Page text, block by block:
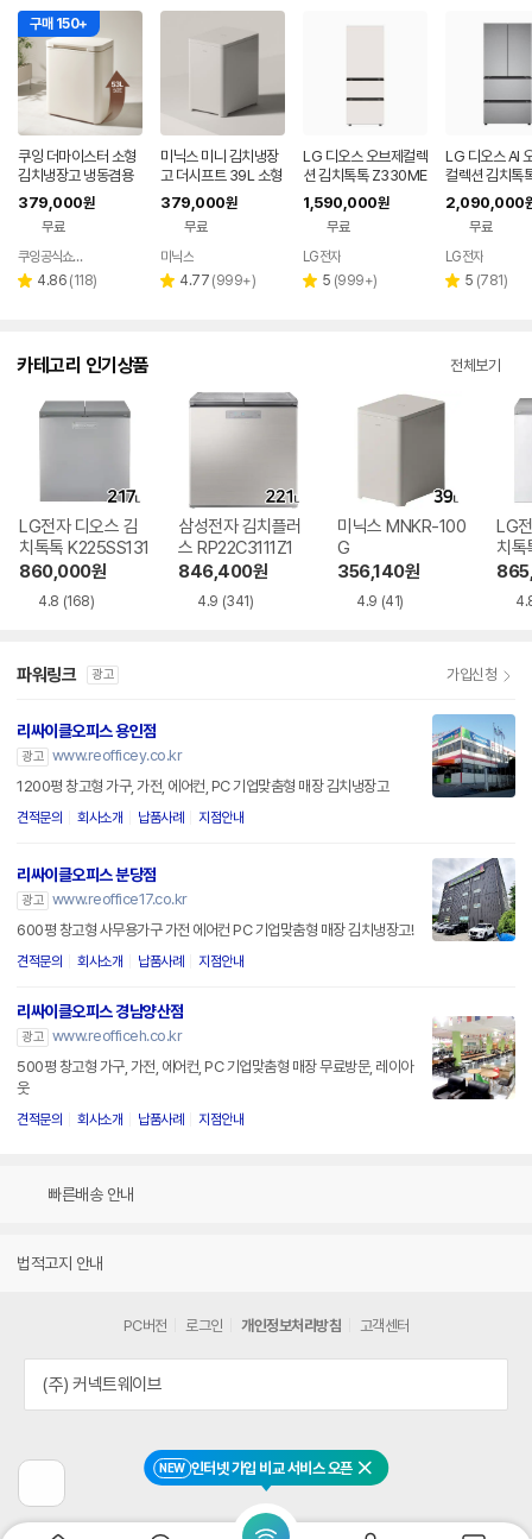
NEW 인터넷 가입 비교 서비스 오픈 닫기
구매 150+
쿠잉 더마이스터 소형
김치냉장고 냉동겸용
뚜껑형 발효숙성 K05
5CGGB 그레이지
379,000원
무료
페이
쿠잉공식쇼핑몰
별 4.86 리
(118)
미닉스 미니 김치냉장
고 더시프트 39L 소형
뚜껑형
379,000원
무료
미닉스
별 4.77 리
(999+)
LG 디오스 오브제컬렉
션 김치톡톡 Z330ME
EF11
1,590,000원
무료
LG전자
별 5 리
(999+)
LG 디오스 AI
컬렉션 김치톡
0MPSF11
2,090,000
무료
LG전자
별 5 리
(781)
카테고리 인기상품 전체보기
LG전자 디오스 김
치톡톡 K225SS131
860,000원
4.8 (168)
삼성전자 김치플러
스 RP22C3111Z1
846,400원
4.9 (341)
미닉스 MNKR-100
G
356,140원
4.9 (41)
LG
치
1
파워링크 광고 가입신청
리싸이클오피스 용인점
광고 www.reofficey.co.kr
1200평 창고형 가구, 가전, 에어컨, PC 기업맞춤형 매장 김치냉장고
견적문의 회사소개 납품사례 지점안내
리싸이클오피스 분당점
광고 www.reoffice17.co.kr
600평 창고형 사무용가구 가전 에어컨 PC 기업맞춤형 매장 김치냉장고!
견적문의 회사소개 납품사례 지점안내
리싸이클오피스 경남양산점
광고 www.reofficeh.co.kr
500평 창고형 가구, 가전, 에어컨, PC 기업맞춤형 매장 무료방문, 레이아
웃
견적문의 회사소개 납품사례 지점안내
빠른배송 안내
법적고지 안내
전
페
PC버전 로그인 개인정보처리방침 고객센터
(주) 커넥트웨이브